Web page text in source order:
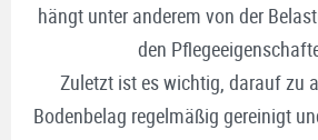
hängt unter anderem von der
den
Zuletzt ist es wichtig, darauf zu
Bodenbelag regelmäßig gereinigt